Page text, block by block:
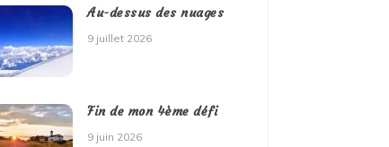
Au-dessus des nuages
9 juillet 2026
Fin de mon 4ème défi
9 juin 2026